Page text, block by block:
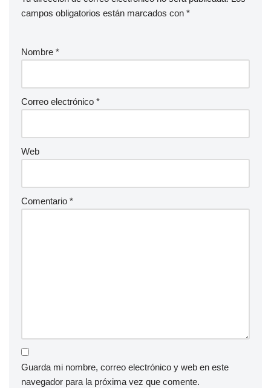
campos obligatorios están marcados con *
Nombre *
Correo electrónico *
Web
Comentario *
Guarda mi nombre, correo electrónico y web en este
navegador para la próxima vez que comente.